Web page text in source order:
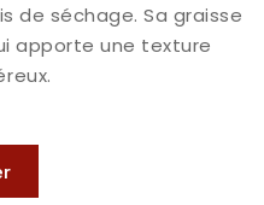
de séchage. Sa graisse
apporte une texture